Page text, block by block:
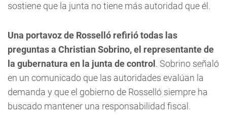
sostiene que la junta no tiene más autoridad que él.
Una portavoz de Rosselló refirió todas las
preguntas a Christian Sobrino, el representante de
la gubernatura en la junta de control . Sobrino señaló
en un comunicado que las autoridades evalúan la
demanda y que el gobierno de Rosselló siempre ha
buscado mantener una responsabilidad fiscal.